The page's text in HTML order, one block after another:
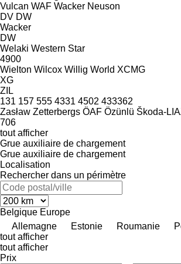
Vulcan WAF Wacker Neuson
DV DW
Wacker
DW
Welaki Western Star
4900
Wielton Wilcox Willig World XCMG
XG
ZIL
131 157 555 4331 4502 433362
Zasław Zetterbergs ÖAF Özünlü Škoda-
706
tout afficher
Grue auxiliaire de chargement
Grue auxiliaire de chargement
Localisation
Rechercher dans un périmètre
Belgique Europe
Allemagne
Estonie Roumanie
tout afficher
tout afficher
Prix